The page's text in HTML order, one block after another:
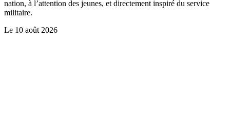
nation, à l’attention des jeunes, et directement inspiré du service
militaire.
Le 10 août 2026